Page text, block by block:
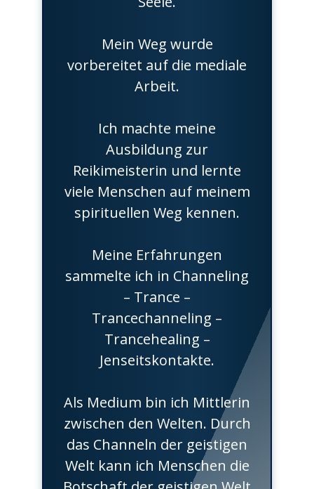
Mein Weg wurde
vorbereitet auf die mediale
Arbeit.
Ich machte meine
Ausbildung zur
Reikimeisterin und lernte
viele Menschen auf meinem
spirituellen Weg kennen.
Meine Erfahrungen
sammelte ich in Channeling
– Trance –
Trancechanneling –
Trancehealing –
Jenseitskontakte.
Als Medium bin ich Mittlerin
zwischen den Welten. Durch
das Channeln der geistigen
Welt kann ich Menschen die